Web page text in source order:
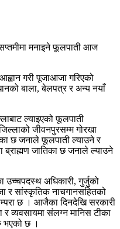
मनाइने फूलपाती आज
गरी पूजाआजा गरिएको
बाला, बेलपत्र र अन्य नयाँ
ल्याइएको फूलपाती
जीवनपुरसम्म गोरखा
छ जनाले फूलपाती ल्याउने र
जातिका छ जनाले ल्याउने
उच्चपदस्थ अधिकारी, गुर्जुको
र सांस्कृतिक नाचगानसहितको
छ । आजैका दिनदेखि सरकारी
र व्यवसायमा संलग्न मानिस टीका
भएको छ ।